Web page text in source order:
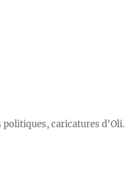
caricatures d'Oli.